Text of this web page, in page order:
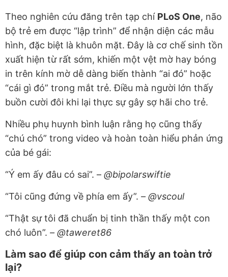
Theo nghiên cứu đăng trên tạp chí PLoS One, não
bộ trẻ em được “lập trình” để nhận diện các mẫu
hình, đặc biệt là khuôn mặt. Đây là cơ chế sinh tồn
xuất hiện từ rất sớm, khiến một vệt mờ hay bóng
in trên kính mờ dễ dàng biến thành “ai đó” hoặc
“cái gì đó” trong mắt trẻ. Điều mà người lớn thấy
buồn cười đôi khi lại thực sự gây sợ hãi cho trẻ.
Nhiều phụ huynh bình luận rằng họ cũng thấy
“chú chó” trong video và hoàn toàn hiểu phản ứng
của bé gái:
“Ý em ấy đâu có sai”. – @bipolarswiftie
“Tôi cũng đứng về phía em ấy”. – @vscoul
“Thật sự tôi đã chuẩn bị tinh thần thấy một con
chó luôn”. – @taweret86
Làm sao để giúp con cảm thấy an toàn trở
lại?